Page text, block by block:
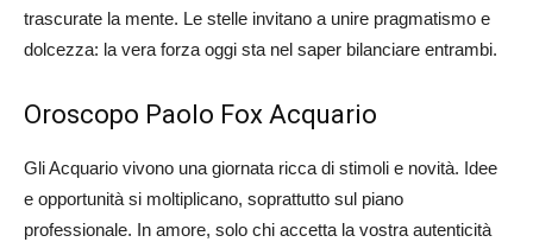
trascurate la mente. Le stelle invitano a unire pragmatismo e
dolcezza: la vera forza oggi sta nel saper bilanciare entrambi.
Oroscopo Paolo Fox Acquario
Gli Acquario vivono una giornata ricca di stimoli e novità. Idee
e opportunità si moltiplicano, soprattutto sul piano
professionale. In amore, solo chi accetta la vostra autenticità